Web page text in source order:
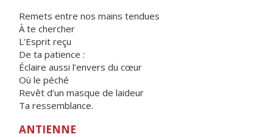
Remets entre nos mains tendues
À te chercher
L’Esprit reçu
De ta patience :
Éclaire aussi l’envers du cœur
Où le péché
Revêt d’un masque de laideur
Ta ressemblance.
ANTIENNE